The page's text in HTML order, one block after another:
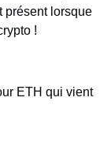
présent lorsque
!
ETH qui vient